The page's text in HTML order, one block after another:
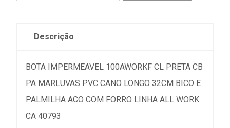
Descrição
BOTA IMPERMEAVEL 100AWORKF CL PRETA CB
PA MARLUVAS PVC CANO LONGO 32CM BICO E
PALMILHA ACO COM FORRO LINHA ALL WORK
CA 40793